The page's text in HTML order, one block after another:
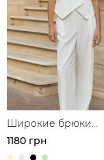
Широкие брюки
свободного кроя з
защипами из льна
1180 грн